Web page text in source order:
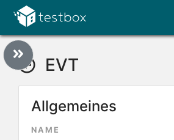
EVT
Allgemeines
NAME